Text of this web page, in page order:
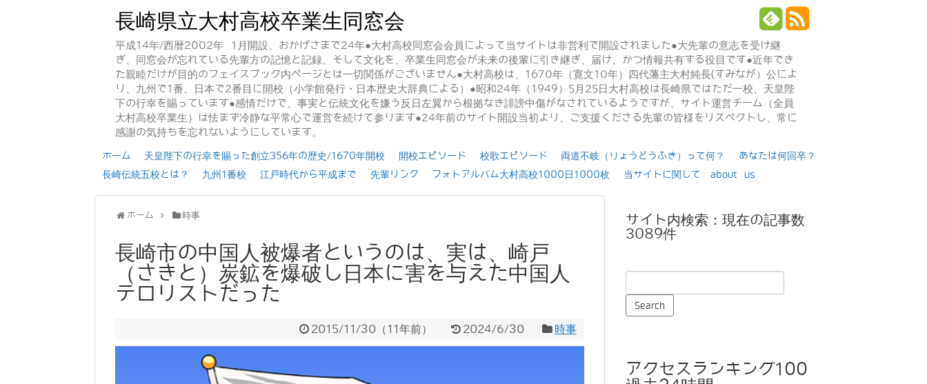
長崎県立大村高校卒業生同窓会
平成14年/西暦2002年 1月開設、おかげさまで24年●大村高校同窓会会員によって当サイトは非営利で開設されました●大先輩の意志を受け継
ぎ、同窓会が忘れている先輩方の記憶と記録、そして文化を、卒業生同窓会が未来の後輩に引き継ぎ、届け、かつ情報共有する役目です●近年でき
た親睦だけが目的のフェイスブック内ページとは一切関係がございません●大村高校は、1670年（寛文10年）四代藩主大村純長(すみなが）公によ
り、九州で1番、日本で2番目に開校（小学館発行・日本歴史大辞典による）●昭和24年（1949）5月25日大村高校は長崎県ではただ一校、天皇陛
下の行幸を賜っています●感情だけで、事実と伝統文化を嫌う反日左翼から根拠なき誹謗中傷がなされているようですが、サイト運営チーム（全員
大村高校卒業生）は怯まず冷静な平常心で運営を続けて参ります●24年前のサイト開設当初より、ご支援くださる先輩の皆様をリスペクトし、常に
感謝の気持ちを忘れないようにしています。
ホーム 天皇陛下の行幸を賜った創立356年の歴史/1670年開校 開校エピソード 校歌エピソード 両道不岐（りょうどうふき）って何？
あなたは何回卒？
長崎伝統五校とは？
九州1番校 江戸時代から平成まで 先輩リンク フォトアルバム大村高校1000日1000枚 当サイトに関して about us
ホーム 時事
長崎市の中国人被爆者というのは、実は、崎戸
（さきと）炭鉱を爆破し日本に害を与えた中国人
テロリストだった
2015/11/30 （11年前） 2024/6/30 時事
サイト内検索：現在の記事数
3089件
アクセスランキング100